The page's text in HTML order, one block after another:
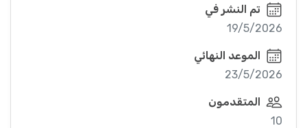
تم النشر في
19/5/2026
الموعد النهائي
23/5/2026
المتقدمون
10